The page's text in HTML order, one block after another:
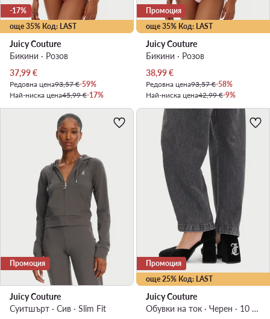
още 35% Код: LAST
-17%
Juicy Couture
Бикини · Розов
Актуална цена
37,99€
Редовна цена93,57 €-59%
Най-ниска цена45,99 €-17%
още 35% Код: LAST
Промоция
Juicy Couture
Бикини · Розов
Актуална цена
38,99€
Редовна цена93,57 €-58%
Най-ниска цена42,99 €-9%
Промоция
Juicy Couture
Суитшърт · Сив · Slim Fit
още 25% Код: LAST
Промоция
Juicy Couture
Обувки на ток · Черен · 10 cm